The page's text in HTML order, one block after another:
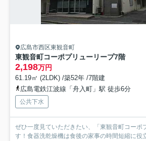
広島市西区東観音町
東観音町コーポプリューリープ7階
2,198万円
61.19㎡ (2LDK) /築52年 /7階建
広島電鉄江波線「舟入町」駅 徒歩6分
公共下水
ぜひ一度見ていただきたい、「東観音町コーポ
す！食器洗乾燥機は食後の家事の時間短縮に役